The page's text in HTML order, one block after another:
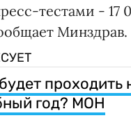
тестами - 17
Минздрав.
проходить
год? МОН